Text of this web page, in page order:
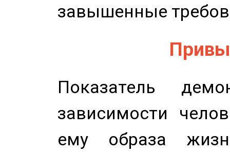
завышенные
Показатель
зависимости
ему образа